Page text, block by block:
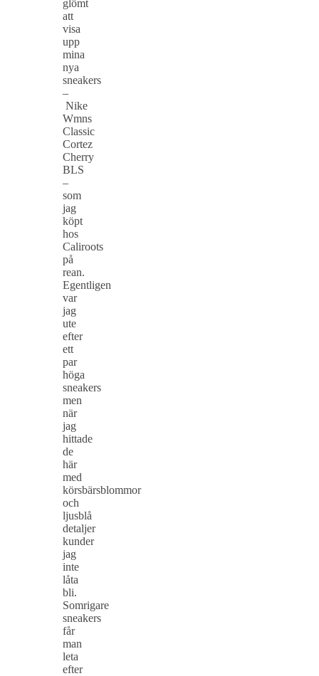
glömt
att
visa
upp
mina
nya
sneakers
–
Nike
Wmns
Classic
Cortez
Cherry
BLS
–
som
jag
köpt
hos
Caliroots
på
rean.
Egentligen
var
jag
ute
efter
ett
par
höga
sneakers
men
när
jag
hittade
de
här
med
körsbärsblommor
och
ljusblå
detaljer
kunder
jag
inte
låta
bli.
Somrigare
sneakers
får
man
leta
efter